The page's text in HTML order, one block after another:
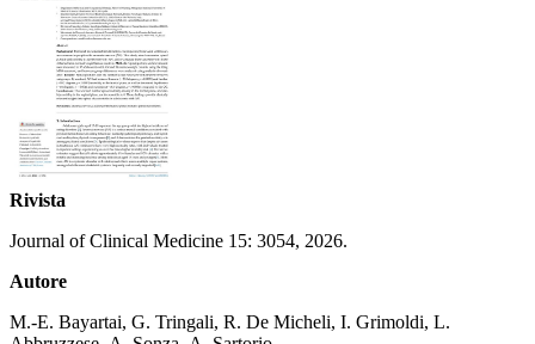
Rivista
Journal of Clinical Medicine 15: 3054, 2026.
Autore
M.-E. Bayartai, G. Tringali, R. De Micheli, I. Grimoldi, L.